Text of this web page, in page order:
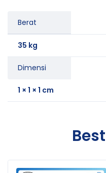
Berat
35 kg
Dimensi
1 × 1 × 1 cm